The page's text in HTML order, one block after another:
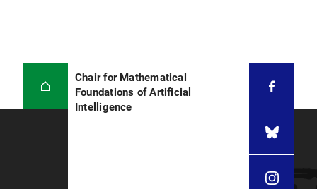
Chair for Mathematical
Foundations of Artificial
Intelligence